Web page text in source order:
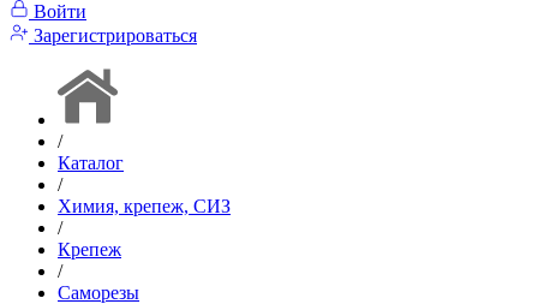
Войти
Зарегистрироваться
/
Каталог
/
Химия, крепеж, СИЗ
/
Крепеж
/
Саморезы